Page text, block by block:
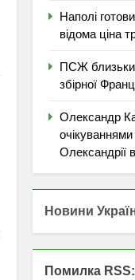
Наполі
відома ціна
ПСЖ
збірної
Олександр
Олександрії
Новини
Помилка RSS: